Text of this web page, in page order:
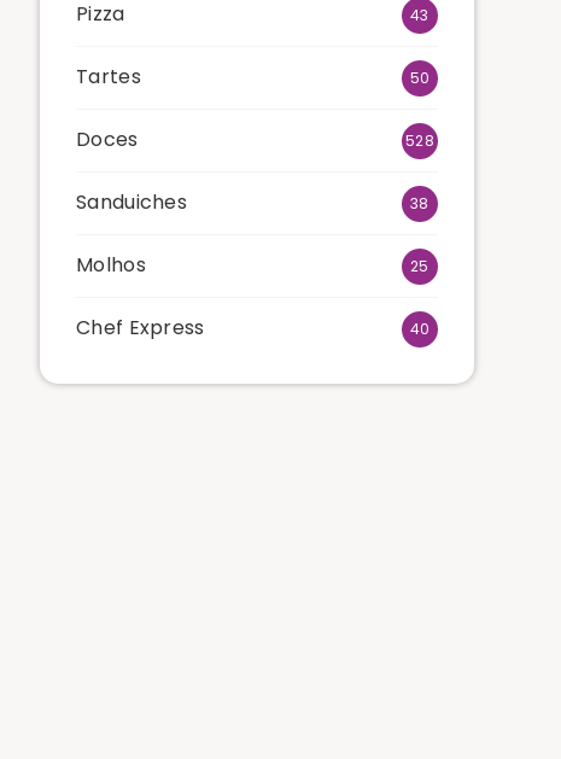
Pizza 43
Tartes 50
Doces 528
Sanduiches 38
Molhos 25
Chef Express 40